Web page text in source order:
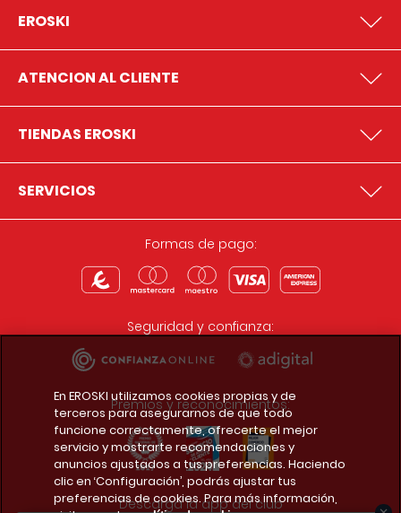
EROSKI
ATENCION AL CLIENTE
TIENDAS EROSKI
SERVICIOS
Formas de pago:
Seguridad y confianza:
Premios y reconocimientos:
Descarga la app del club
En EROSKI utilizamos cookies propias y de
terceros para asegurarnos de que todo
funcione correctamente, ofrecerte el mejor
servicio y mostrarte recomendaciones y
anuncios ajustados a tus preferencias. Haciendo
clic en ‘Configuración’, podrás ajustar tus
preferencias de cookies. Para más información,